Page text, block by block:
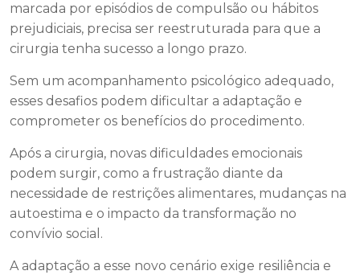
marcada por episódios de compulsão ou hábitos
prejudiciais, precisa ser reestruturada para que a
cirurgia tenha sucesso a longo prazo.
Sem um acompanhamento psicológico adequado,
esses desafios podem dificultar a adaptação e
comprometer os benefícios do procedimento.
Após a cirurgia, novas dificuldades emocionais
podem surgir, como a frustração diante da
necessidade de restrições alimentares, mudanças na
autoestima e o impacto da transformação no
convívio social.
A adaptação a esse novo cenário exige resiliência e